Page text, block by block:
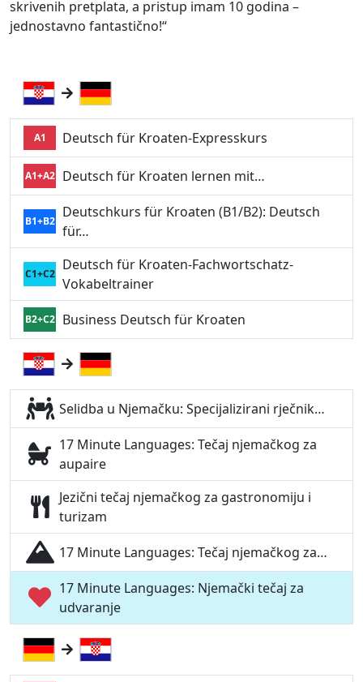
skrivenih pretplata, a pristup imam 10 godina –
jednostavno fantastično!“
A1 Deutsch für Kroaten-Expresskurs
A1+A2 Deutsch für Kroaten lernen mit…
B1+B2
Deutschkurs für Kroaten (B1/B2): Deutsch
für…
C1+C2
Deutsch für Kroaten-Fachwortschatz-
Vokabeltrainer
B2+C2 Business Deutsch für Kroaten
Selidba u Njemačku: Specijalizirani rječnik…
17 Minute Languages: Tečaj njemačkog za
aupaire
Jezični tečaj njemačkog za gastronomiju i
turizam
17 Minute Languages: Tečaj njemačkog za…
17 Minute Languages: Njemački tečaj za
udvaranje